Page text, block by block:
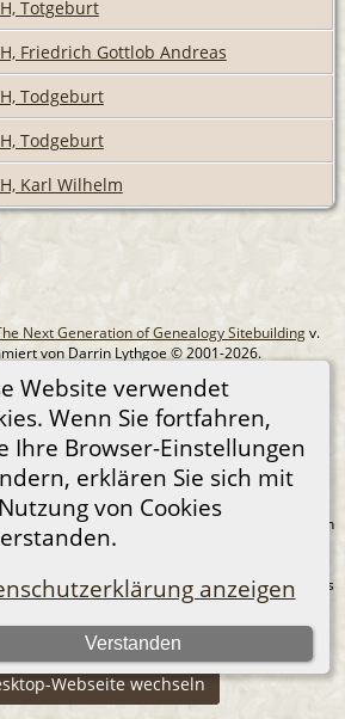
Website verwendet
Wenn Sie fortfahren,
Ihre Browser-Einstellungen
erklären Sie sich mit
von Cookies
anzeigen
Verstanden
Totgeburt
Friedrich Gottlob Andreas
Todgeburt
Todgeburt
Karl Wilhelm
Next Generation of Genealogy Sitebuildingv.
von Darrin Lythgoe © 2001-2026.
Ahnen - erstellt und betreut vonMIchael Klein
Rechte vorbehalten. |
Datenschutzerklärung
sind nicht berechtigt, diese Seite oder Bilder von
oder anderen kommerziellen Websites
Urheberrecht und einen URL-Link zu meiner
Website anzugeben.
jederzeit ändern, wenn neue Fakten gefunden
werden.
are not authorized to add this page or any images
or any other commercial sites without
and a URL link to my web site.
be changing as new facts are found.
Webseite wechseln